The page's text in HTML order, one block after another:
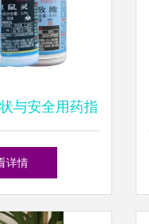
与安全用药指
南
详情